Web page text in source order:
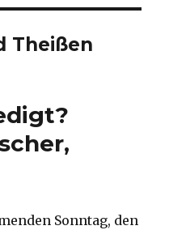
Theißen
Sonntag, den